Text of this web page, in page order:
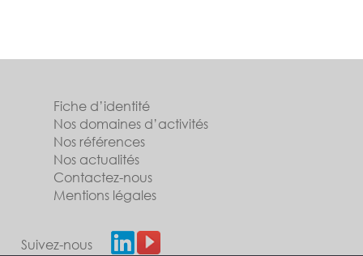
Fiche d’identité
Nos domaines d’activités
Nos références
Nos actualités
Contactez-nous
Mentions légales
Suivez-nous